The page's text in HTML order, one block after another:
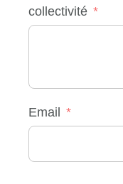
collectivité
Email